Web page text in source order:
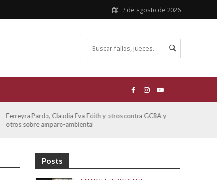
7 de agosto de 2026
Ferreyra Pardo, Claudia Eva Edith y otros contra GCBA y
otros sobre amparo-ambiental
Posts